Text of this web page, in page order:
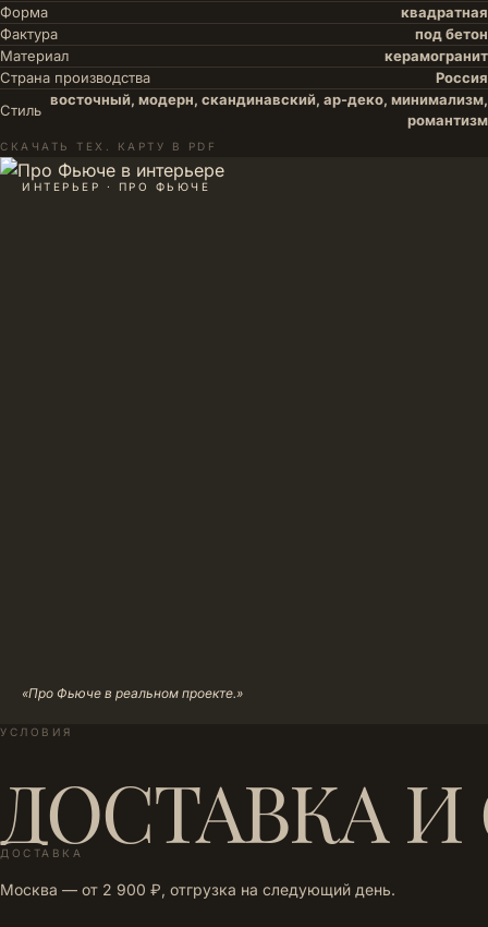
Форма
квадратная
Фактура
под бетон
Материал
керамогранит
Страна производства
Россия
Стиль
восточный, модерн, скандинавский, ар-деко, минимализм,
романтизм
СКАЧАТЬ ТЕХ. КАРТУ В PDF
ИНТЕРЬЕР · ПРО ФЬЮЧЕ
«Про Фьюче в реальном проекте.»
УСЛОВИЯ
ДОСТАВКА
ДОСТАВКА
Москва — от 2 900 ₽, отгрузка на следующий день.